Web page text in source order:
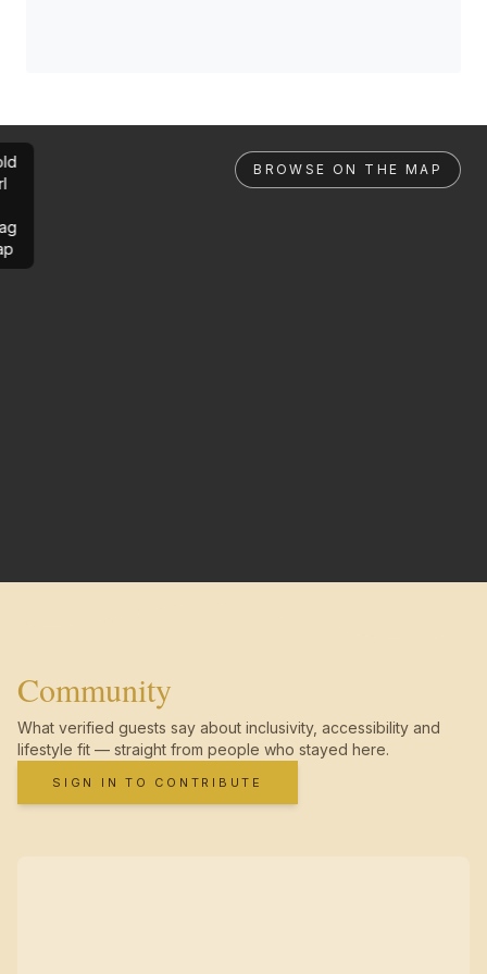
BROWSE ON THE MAP
Community
What verified guests say about inclusivity, accessibility and
lifestyle fit — straight from people who stayed here.
SIGN IN TO CONTRIBUTE